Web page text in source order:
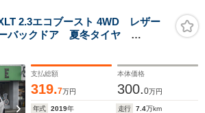
2.3エコブースト 4WD レザー
バックドア 夏冬タイヤ
REPORT 資料有
支払総額
319.7万円
本体価格
300.0万円
年式 2019年 走行 7.4万km